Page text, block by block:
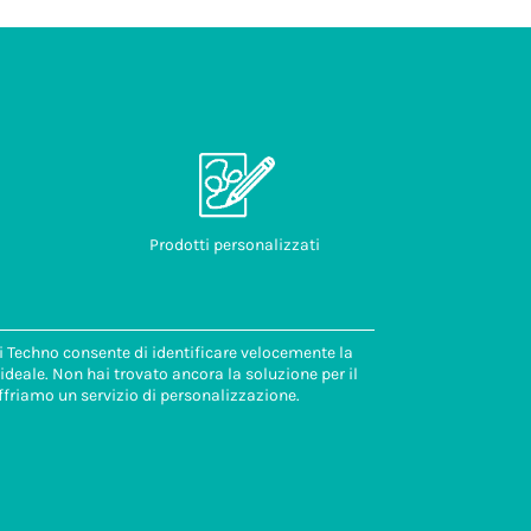
Prodotti personalizzati
consente di identificare velocemente la
Non hai trovato ancora la soluzione per il
un servizio di personalizzazione.